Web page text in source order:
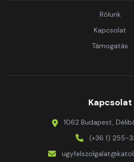
Rólunk
Kapcsolat
Támogatás
Kapcsolat
1062 Budapest,
(+36 1) 255-